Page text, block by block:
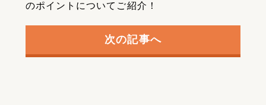
のポイントについてご紹介！
次の記事へ